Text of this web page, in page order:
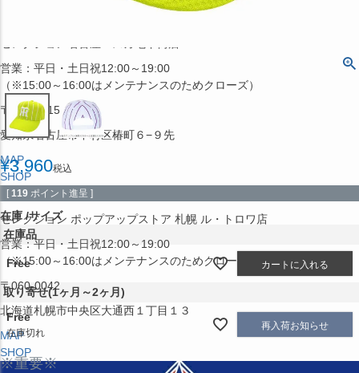
営業：平日・土日祝12:00～19:00
（※15:00～16:00はメンテナンスのためクローズ）
〒453-0015
愛知県名古屋市中村区椿町６−９先
MAP
SHOP
セレクション ポップアップストア 札幌 ル・トロワ店
営業：平日・土日祝12:00～19:00
（※15:00～16:00はメンテナンスのためクローズ）
〒060-0042
北海道札幌市中央区大通西１丁目１３
MAP
SHOP
¥3,960税込
[ 119 ポイント進呈 ]
在庫 サイズ
在庫品
Free カートに入れる
取り寄せ(1ヶ月～2ヶ月)
Free
在庫切れ
再入荷お知らせ
※重要※